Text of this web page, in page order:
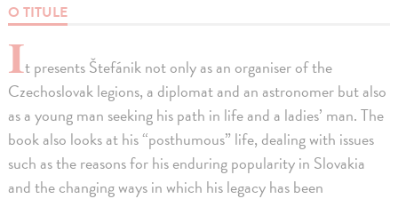
O TITULE
It presents Štefánik not only as an organiser of the
Czechoslovak legions, a diplomat and an astronomer but also
as a young man seeking his path in life and a ladies’ man. The
book also looks at his “posthumous” life, dealing with issues
such as the reasons for his enduring popularity in Slovakia
and the changing ways in which his legacy has been